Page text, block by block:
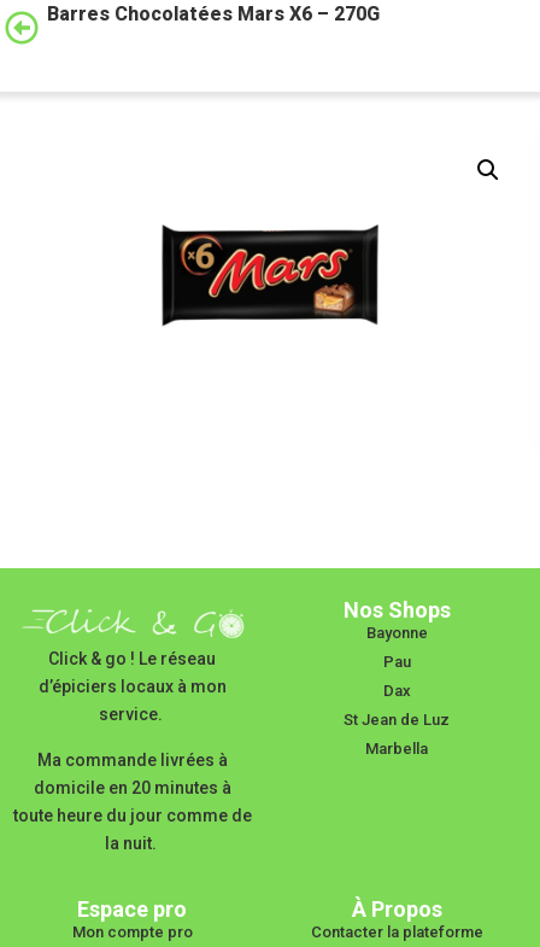
Barres Chocolatées Mars X6 – 270G
Click & go ! Le réseau
d’épiciers locaux à mon
service.
Ma commande livrées à
domicile en 20 minutes à
toute heure du jour comme de
la nuit.
Nos Shops
Bayonne
Pau
Dax
St Jean de Luz
Marbella
Espace pro
Mon compte pro
À Propos
Contacter la plateforme